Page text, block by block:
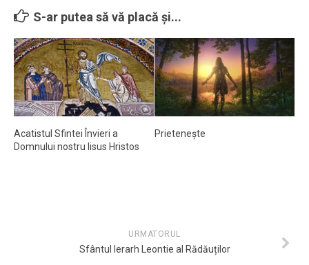
S-ar putea să vă placă și...
Acatistul Sfintei Învieri a
Domnului nostru Iisus Hristos
Prieteneşte
URMATORUL
Sfântul Ierarh Leontie al Rădăuților